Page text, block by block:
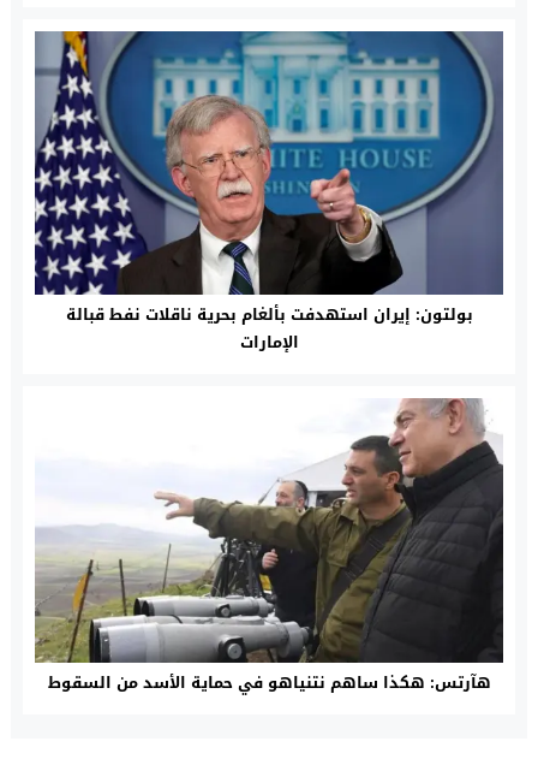
بولتون: إيران استهدفت بألغام بحرية ناقلات نفط قبالة
الإمارات
هآرتس: هكذا ساهم نتنياهو في حماية الأسد من السقوط